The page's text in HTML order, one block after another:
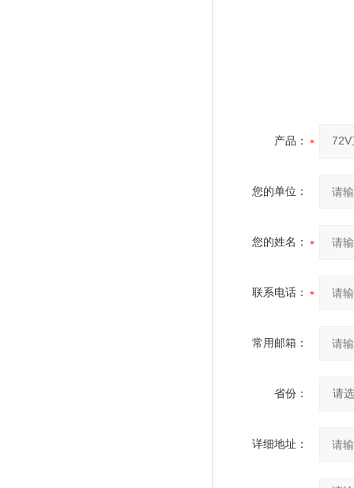
产品：
您的单位：
您的姓名：
联系电话：
常用邮箱：
省份：
详细地址：